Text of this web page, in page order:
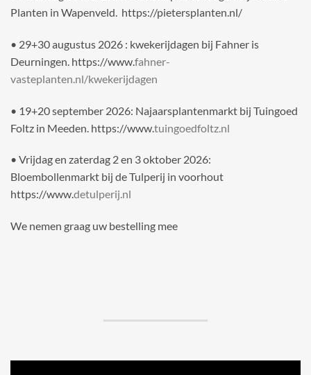
Planten in Wapenveld. https://pietersplanten.nl/
• 29+30 augustus 2026 : kwekerijdagen bij Fahner is
Deurningen. https://www.fahner-
vasteplanten.nl/kwekerijdagen
• 19+20 september 2026: Najaarsplantenmarkt bij Tuingoed
Foltz in Meeden. https://www.tuingoedfoltz.nl
• Vrijdag en zaterdag 2 en 3 oktober 2026:
Bloembollenmarkt bij de Tulperij in voorhout
https://www.detulperij.nl
We nemen graag uw bestelling mee